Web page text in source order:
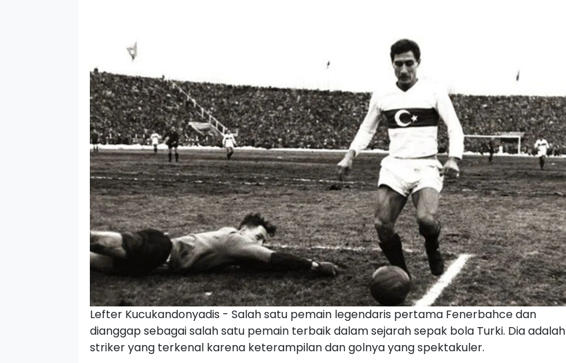
Lefter Kucukandonyadis - Salah satu pemain legendaris pertama Fenerbahce dan
dianggap sebagai salah satu pemain terbaik dalam sejarah sepak bola Turki. Dia adalah
striker yang terkenal karena keterampilan dan golnya yang spektakuler.